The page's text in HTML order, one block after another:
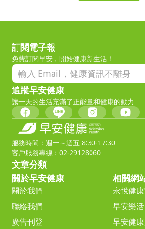
訂閱電子報
免費訂閱早安，開始健康新生活！
追蹤早安健康
讓一天的生活充滿了正能量和健康的動力
服務時間：週一～週五 8:30-17:30
客戶服務專線：02-29128060
文章分類
關於早安健康
關於我們
聯絡我們
廣告刊登
相關網
永悅健
早安樂活
早安健